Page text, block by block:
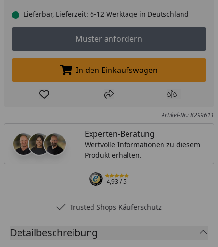
Lieferbar, Lieferzeit: 6-12 Werktage in Deutschland
Muster anfordern
Muster anfordern
In den Einkaufswagen legen
In den Einkaufswagen
Produkt zur Wunschliste hinzufügen
Teilen Produkt
Artikel-Nr.: 8299611
Experten-Beratung
Wertvolle Informationen zu diesem
Produkt erhalten.
4,93/ 5
Trusted Shops Käuferschutz
Detailbeschreibung